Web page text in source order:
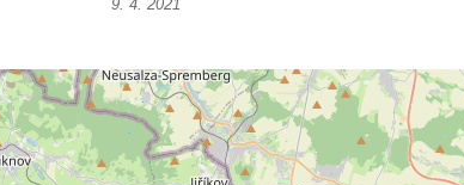
9. 4. 2021